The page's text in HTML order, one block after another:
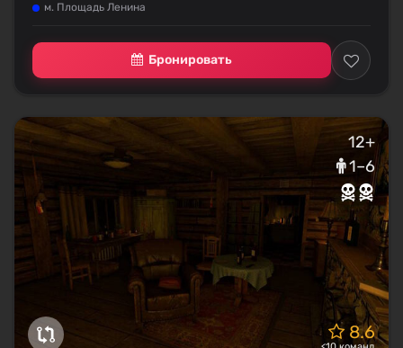
м. Площадь Ленина
Бронировать
12+
1–6
8.6